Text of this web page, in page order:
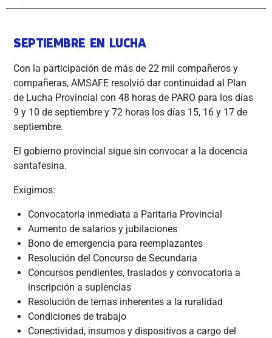
SEPTIEMBRE EN LUCHA
Con la participación de más de 22 mil compañeros y
compañeras, AMSAFE resolvió dar continuidad al Plan
de Lucha Provincial con 48 horas de PARO para los días
9 y 10 de septiembre y 72 horas los días 15, 16 y 17 de
septiembre.
El gobierno provincial sigue sin convocar a la docencia
santafesina.
Exigimos:
Convocatoria inmediata a Paritaria Provincial
Aumento de salarios y jubilaciones
Bono de emergencia para reemplazantes
Resolución del Concurso de Secundaria
Concursos pendientes, traslados y convocatoria a
inscripción a suplencias
Resolución de temas inherentes a la ruralidad
Condiciones de trabajo
Conectividad, insumos y dispositivos a cargo del